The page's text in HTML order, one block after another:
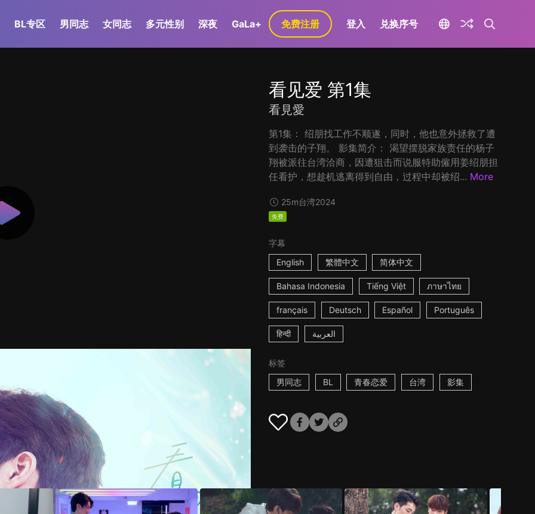
BL专区 男同志 女同志 多元性别 深夜 GaLa+ 免费注册 登入 兑换序号
看见爱 第1集
看見愛
第1集： 绍朋找工作不顺遂，同时，他也意外拯救了遭
到袭击的子翔。 影集简介： 渴望摆脱家族责任的杨子
翔被派往台湾洽商，因遭狙击而说服特助僱用姜绍朋担
任看护，想趁机逃离得到自由，过程中却被绍... More
25m台湾2024
免费
字幕
English
繁體中文 简体中文
Bahasa Indonesia Tiếng Việt ภาษาไทย
français Deutsch Español Português
हिन्दी العربية
标签
男同志
BL 青春恋爱 台湾 影集